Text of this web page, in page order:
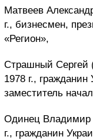
Матвеев
г., бизнесмен,
«Регион»,
Страшный Сергей
1978 г.,
заместитель
Одинец
г., гражданин